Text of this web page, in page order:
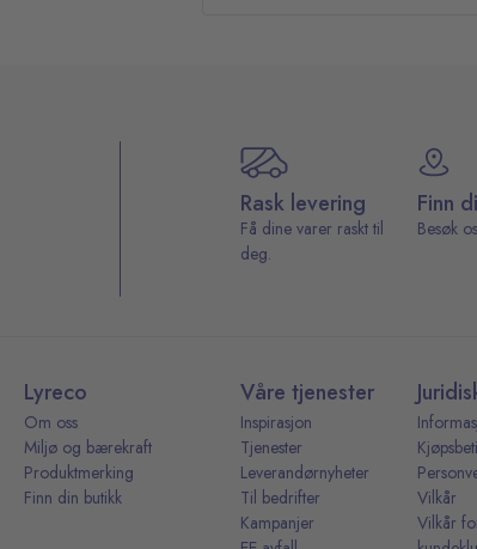
Rask levering
Få dine varer raskt til
deg.
Finn
Besøk
Lyreco
Om oss
Miljø og bærekraft
Produktmerking
Finn din butikk
Våre tjenester
Inspirasjon
Tjenester
Leverandørnyheter
Til bedrifter
Kampanjer
Vilkår
Vilkår